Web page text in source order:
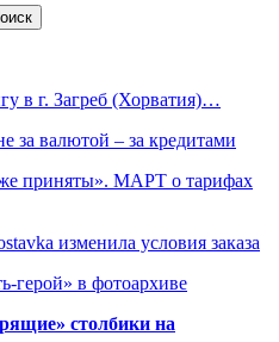
в г. Загреб (Хорватия)…
за валютой – за кредитами
приняты». МАРТ о тарифах
изменила условия заказа
герой» в фотоархиве
столбики на